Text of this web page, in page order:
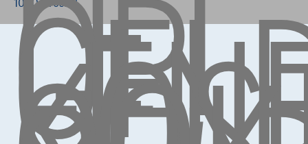
1000 Brussel
Diensten & Oplossingen
Pechverhelping verzekering
Financiering